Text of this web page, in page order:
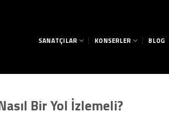
SANATÇILAR KONSERLER BLOG
Bir Yol İzlemeli?